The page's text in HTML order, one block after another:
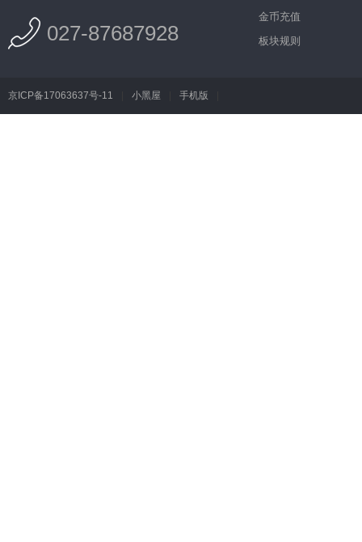
027-87687928
金币充值
板块规则
京ICP备17063637号-11 小黑屋 手机版